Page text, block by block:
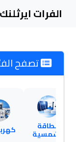
الفرات ايرثلنك
تصفح
الطاقة
الشمسية